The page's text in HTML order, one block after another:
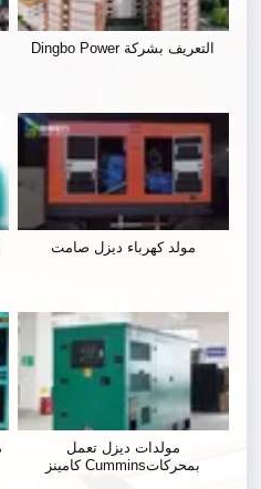
التعريف بشركة Dingbo Power
مولد كهرباء ديزل صامت
مولدات ديزل تعمل
بمحركاتCummins كامينز